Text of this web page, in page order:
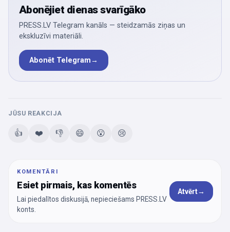
Abonējiet dienas svarīgāko
PRESS.LV Telegram kanāls — steidzamās ziņas un
ekskluzīvi materiāli.
Abonēt Telegram→
JŪSU REAKCIJA
👍 ❤️ 👎 😄 😮 😢
KOMENTĀRI
Esiet pirmais, kas komentēs
Lai piedalītos diskusijā, nepieciešams PRESS.LV
konts.
Atvērt→